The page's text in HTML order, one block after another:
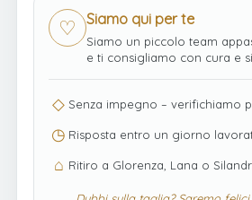
♡ Siamo qui per te
Siamo un piccolo team
e ti consigliamo con cura e
◇ Senza impegno – verifichiamo
◷ Risposta entro un giorno
⌂ Ritiro a Glorenza, Lana o